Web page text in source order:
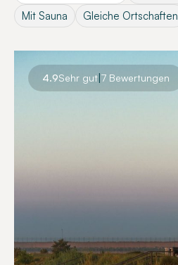
Mit Sauna Gleiche Ortschaften
4.9Sehr gut|7 Bewertungen